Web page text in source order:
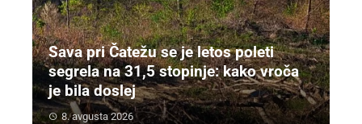
Sava pri Čatežu se je letos poleti
segrela na 31,5 stopinje: kako vroča
je bila doslej
8. avgusta 2026